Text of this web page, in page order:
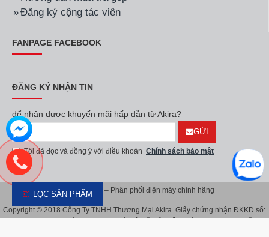
Hãng: Sanaky Mã SP: SNK-2523HGN
Bếp hồng ngoại Sanaky
SNK-2523HGN
990.000đ
-17%
Hãng: Sanaky
Bếp điện từ Sanaky SNK-
BTS22C
-47%
LỌC SẢN PHẨM